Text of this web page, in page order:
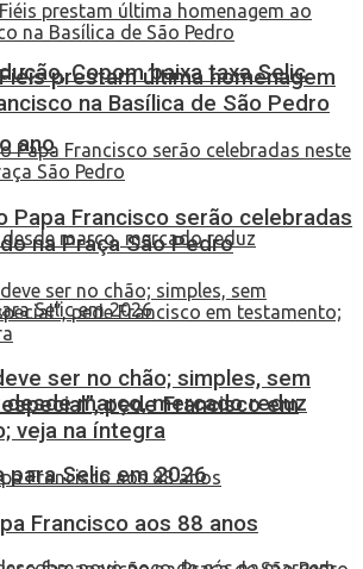
Copom baixa taxa Selic
ano
desde março, mercado reduz
para Selic em 2026
prestam última homenagem
na Basílica de São Pedro
Papa Francisco serão celebradas
na Praça São Pedro
ser no chão; simples, sem
pede Francisco em
veja na íntegra
Francisco aos 88 anos